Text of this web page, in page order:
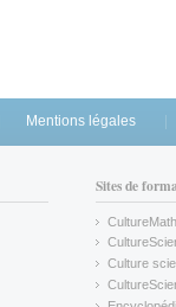
Mentions légales
Sites de
CultureMath
(link is
(link is
Culture
(link is